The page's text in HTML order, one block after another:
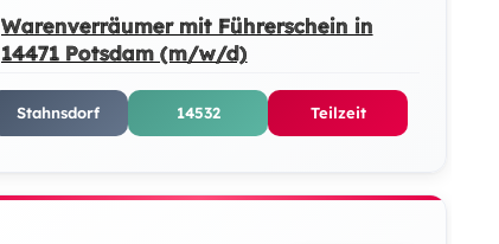
Warenverräumer mit Führerschein in
14471 Potsdam (m/w/d)
Stahnsdorf 14532 Teilzeit